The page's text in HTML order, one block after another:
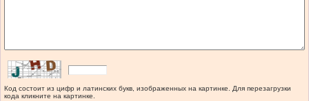
Код состоит из цифр и латинских букв, изображенных на картинке. Для перезагрузки
кода кликните на картинке.